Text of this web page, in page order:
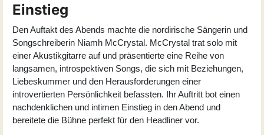
Einstieg
Den Auftakt des Abends machte die nordirische Sängerin und
Songschreiberin Niamh McCrystal. McCrystal trat solo mit
einer Akustikgitarre auf und präsentierte eine Reihe von
langsamen, introspektiven Songs, die sich mit Beziehungen,
Liebeskummer und den Herausforderungen einer
introvertierten Persönlichkeit befassten. Ihr Auftritt bot einen
nachdenklichen und intimen Einstieg in den Abend und
bereitete die Bühne perfekt für den Headliner vor.